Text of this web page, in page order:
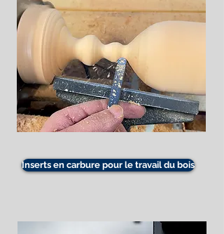
Inserts en carbure pour le travail du bois